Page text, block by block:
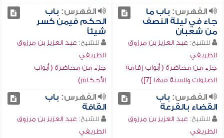
الفهرس: باب ما
جاء في ليلة النصف
من شعبان
للشيخ: عبد العزيز بن مرزوق
الطريفي
جزء من محاضرة ( أبواب إقامة
الصلوات والسنة فيها [7])
الفهرس: باب
الحكم فيمن كسر
شيئاً
للشيخ: عبد العزيز بن مرزوق
الطريفي
جزء من محاضرة ( أبواب
الأحكام)
الفهرس: باب
القضاء بالقرعة
للشيخ: عبد العزيز بن مرزوق
الطريفي
الفهرس: باب
القافة
للشيخ: عبد العزيز بن مرزوق
الطريفي